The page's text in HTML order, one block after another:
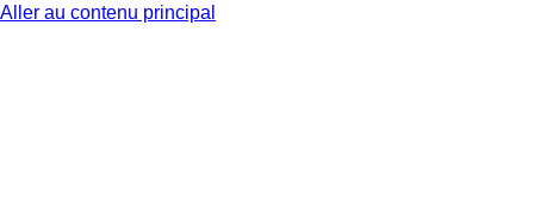
Aller au contenu principal